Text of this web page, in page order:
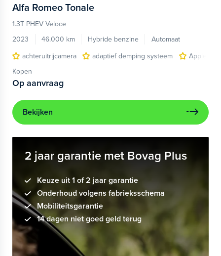
Alfa Romeo Tonale
1.3T PHEV Veloce
2023
46.000 km Hybride benzine
Automaat
achteruitrijcamera
adaptief demping systeem
Apple
Kopen
Op aanvraag
Bekijken
2 jaar garantie met Bovag Plus
Keuze uit 1 of 2 jaar garantie
Onderhoud volgens fabrieksschema
Mobiliteitsgarantie
14 dagen niet goed geld terug